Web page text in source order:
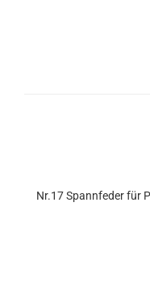
Nr.17 Spannfeder für